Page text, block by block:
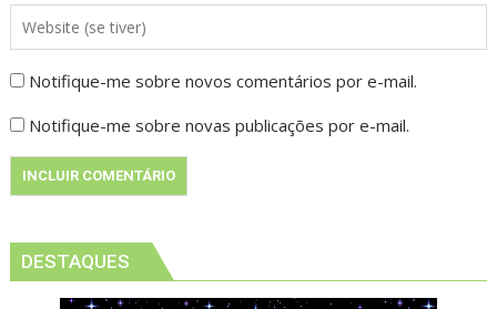
Notifique-me sobre novos comentários por e-mail.
Notifique-me sobre novas publicações por e-mail.
DESTAQUES